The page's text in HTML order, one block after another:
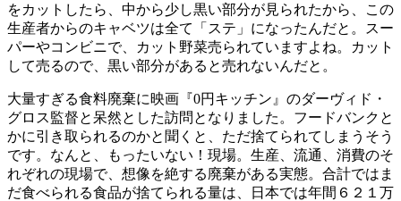
をカットしたら、中から少し黒い部分が見られたから、この
生産者からのキャベツは全て「ステ」になったんだと。スー
パーやコンビニで、カット野菜売られていますよね。カット
して売るので、黒い部分があると売れないんだと。
大量すぎる食料廃棄に映画『0円キッチン』のダーヴィド・
グロス監督と呆然とした訪問となりました。フードバンクと
かに引き取られるのかと聞くと、ただ捨てられてしまうそう
です。なんと、もったいない！現場。生産、流通、消費のそ
れぞれの現場で、想像を絶する廃棄がある実態。合計ではま
だ食べられる食品が捨てられる量は、日本では年間６２１万